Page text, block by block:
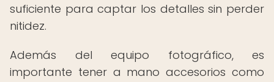
suficiente para captar los detalles sin perder
nitidez.
Además del equipo fotográfico, es
importante tener a mano accesorios como